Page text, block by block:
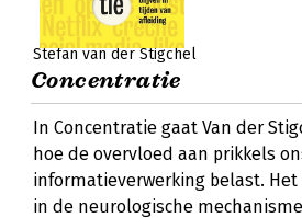
Stefan van der Stigchel
Concentratie
In Concentratie gaat Van der
hoe de overvloed aan prikkels
informatieverwerking belast.
in de neurologische